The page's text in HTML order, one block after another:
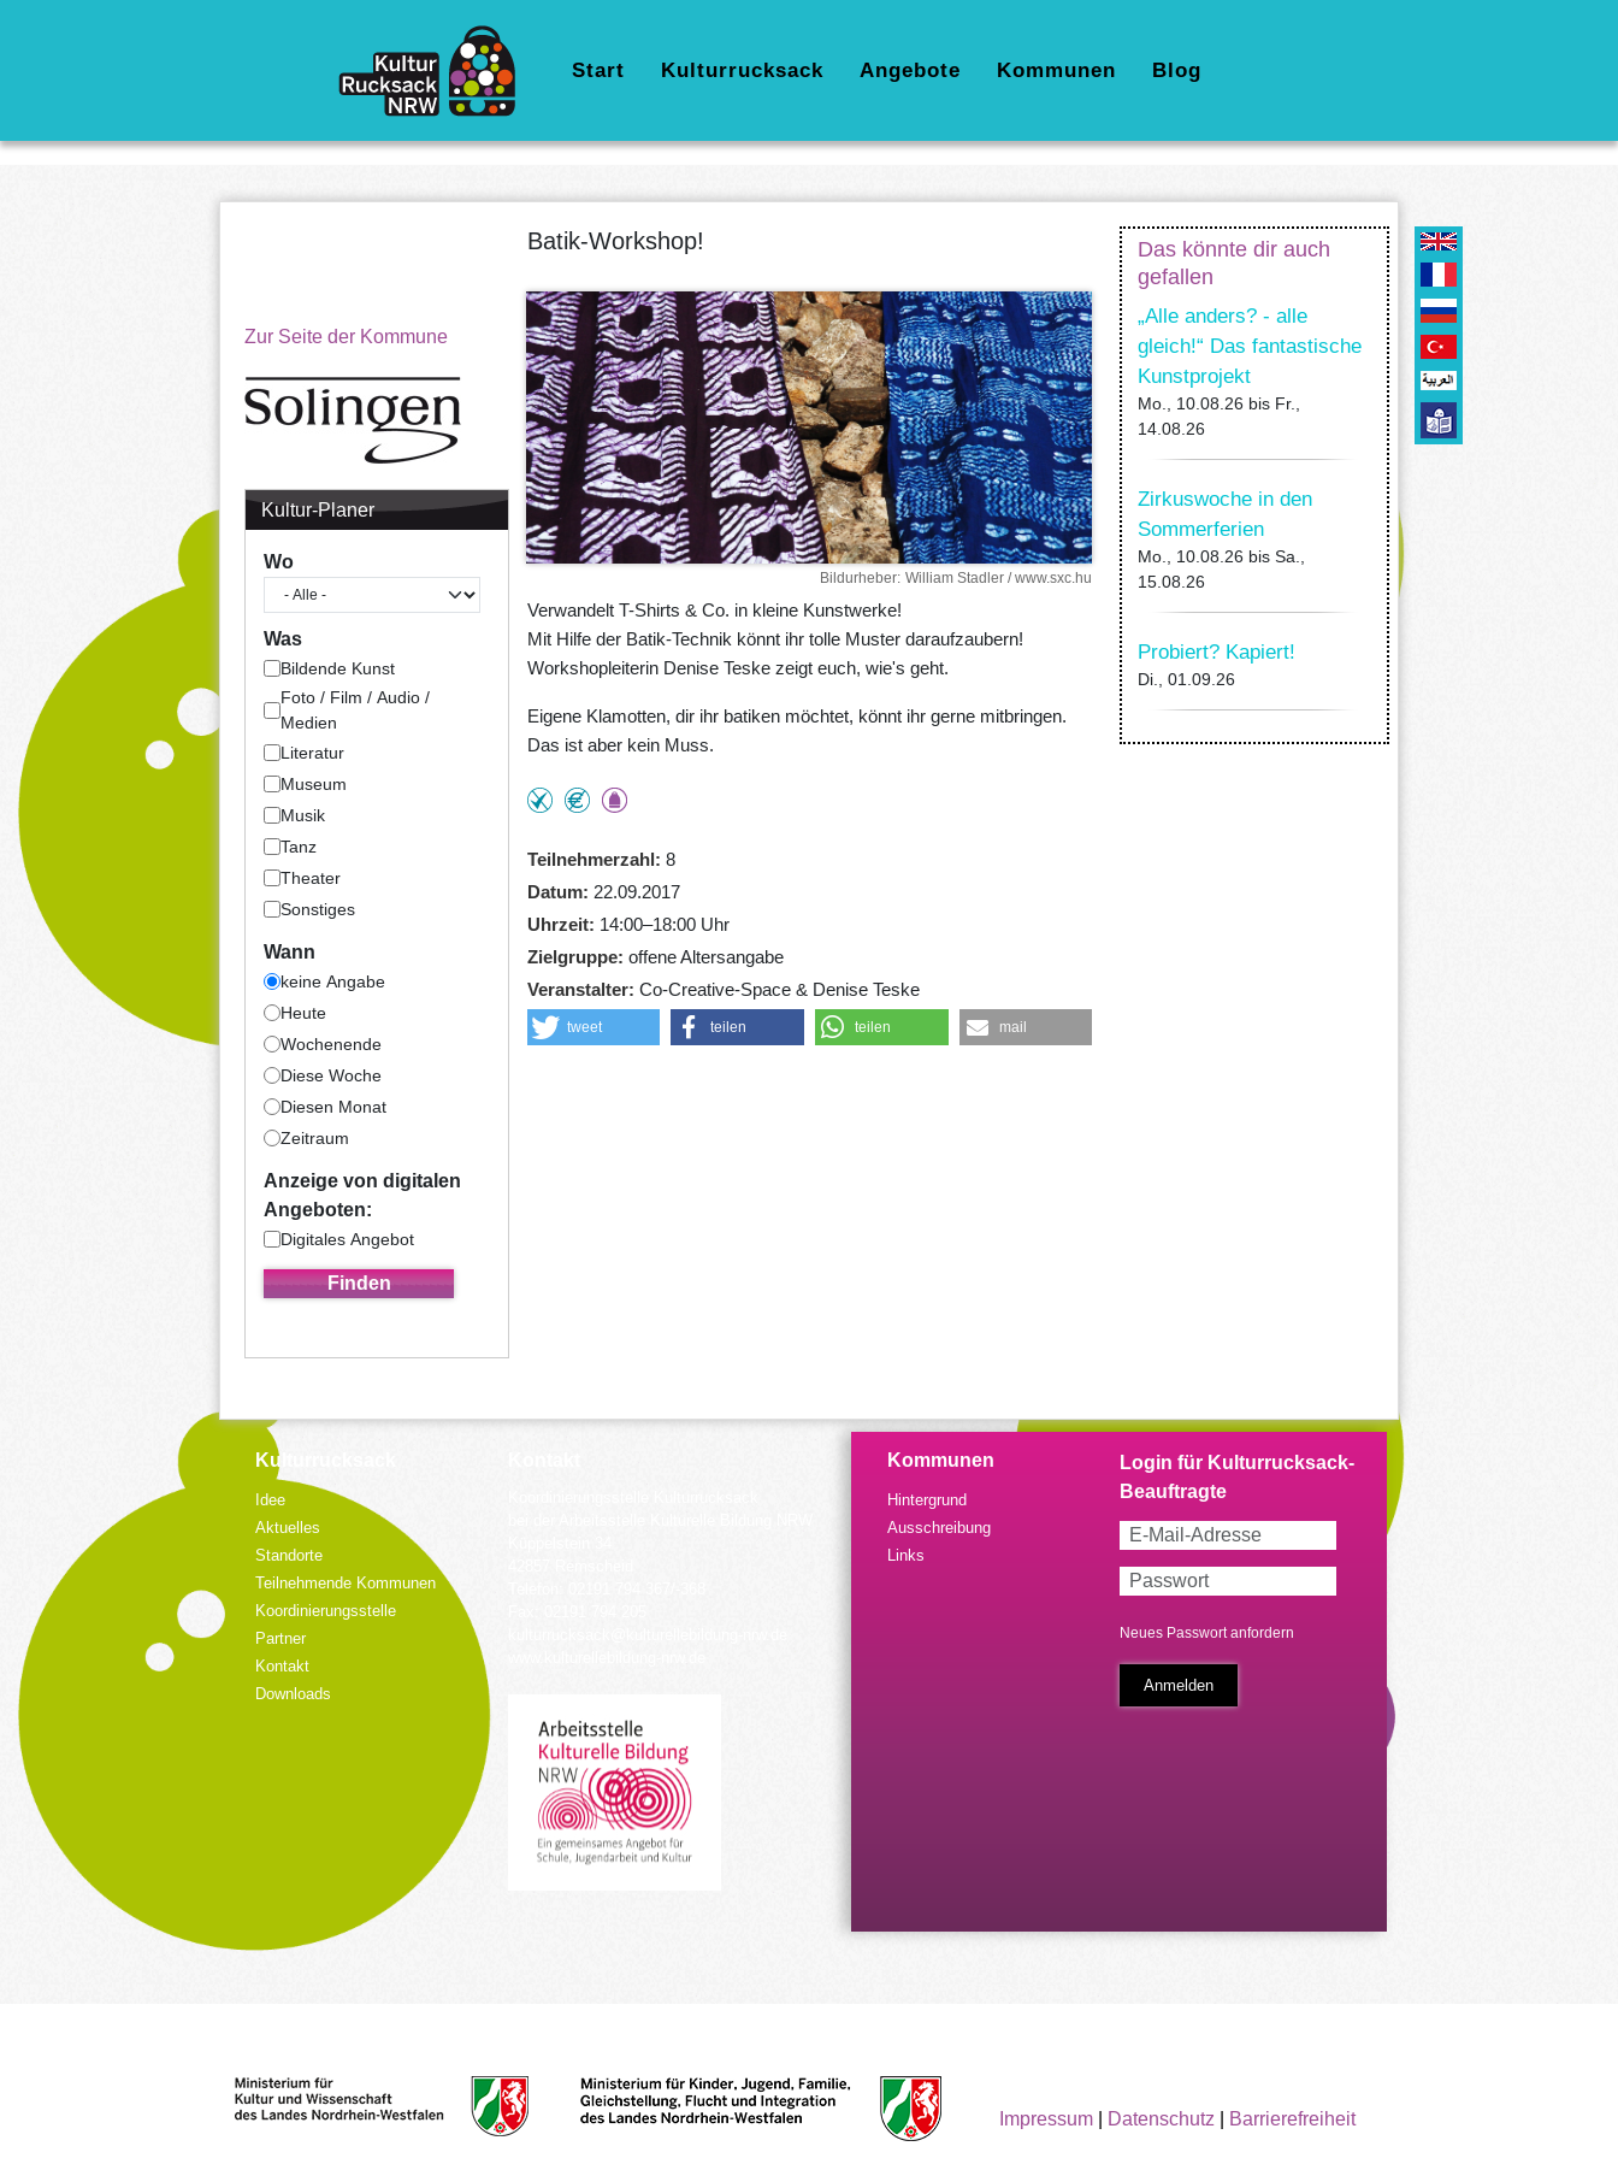
Hauptnavigation
Start Kulturrucksack Angebote Kommunen Blog
Zur Seite der Kommune
Kultur-Planer
Wo
Was
Bildende Kunst
Foto / Film / Audio /
Medien
Literatur
Museum
Musik
Tanz
Theater
Sonstiges
Wann
keine Angabe
Heute
Wochenende
Diese Woche
Diesen Monat
Zeitraum
Anzeige von digitalen
Angeboten:
Digitales Angebot
Batik-Workshop!
Bildurheber William Stadler / www.sxc.hu
Verwandelt T-Shirts & Co. in kleine Kunstwerke!
Mit Hilfe der Batik-Technik könnt ihr tolle Muster daraufzaubern!
Workshopleiterin Denise Teske zeigt euch, wie's geht.
Eigene Klamotten, dir ihr batiken möchtet, könnt ihr gerne mitbringen.
Das ist aber kein Muss.
Teilnehmerzahl 8
Datum
22.09.2017
Uhrzeit
14:00–18:00 Uhr
Zielgruppe offene Altersangabe
Veranstalter Co-Creative-Space & Denise Teske
tweet teilen teilen mail
Das könnte dir auch
gefallen
„Alle anders? - alle
gleich!“ Das fantastische
Kunstprojekt
Mo., 10.08.26 bis Fr.,
14.08.26
Zirkuswoche in den
Sommerferien
Mo., 10.08.26 bis Sa.,
15.08.26
Probiert? Kapiert!
Di., 01.09.26
Kulturrucksack
Idee
Aktuelles
Standorte
Teilnehmende Kommunen
Koordinierungsstelle
Partner
Kontakt
Downloads
Kommunen
Hintergrund
Ausschreibung
Links
Neues Passwort anfordern
Impressum| Datenschutz Barrierefreiheit